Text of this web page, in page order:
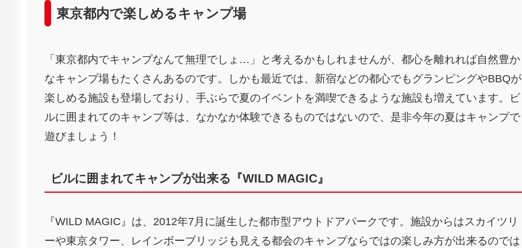
東京都内で楽しめるキャンプ場
「東京都内でキャンプなんて無理でしょ…」と考えるかもしれませんが、都心を離れれば自然豊か
なキャンプ場もたくさんあるのです。しかも最近では、新宿などの都心でもグランピングやBBQが
楽しめる施設も登場しており、手ぶらで夏のイベントを満喫できるような施設も増えています。ビ
ルに囲まれてのキャンプ等は、なかなか体験できるものではないので、是非今年の夏はキャンプで
遊びましょう！
ビルに囲まれてキャンプが出来る『WILD MAGIC』
『WILD MAGIC』は、2012年7月に誕生した都市型アウトドアパークです。施設からはスカイツリ
ーや東京タワー、レインボーブリッジも見える都会のキャンプならではの楽しみ方が出来るのでは